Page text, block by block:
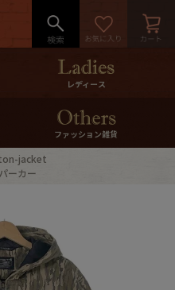
％Offクーポンプレゼン
ーポンプレゼント
LINE ID連携
International Shipping
レディース
ファッション雑貨
jacket
ーカー